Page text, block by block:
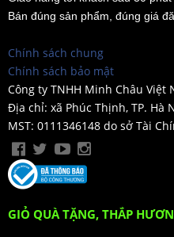
Bán đúng sản phẩm, đúng giá
Chính sách chung
Chính sách bảo mật
Công ty TNHH Minh Châu Việt
Địa chỉ: xã Phúc Thịnh, TP. Hà
MST: 0111346148 do sở Tài
GIỎ QUÀ TẶNG, THẮP